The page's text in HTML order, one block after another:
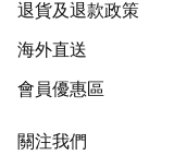
退貨及退款政策
海外直送
會員優惠區
關注我們